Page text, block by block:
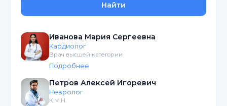
Найти
Иванова Мария Сергеевна
Кардиолог
Врач высшей категории
Подробнее
Петров Алексей Игоревич
Невролог
К.М.Н.